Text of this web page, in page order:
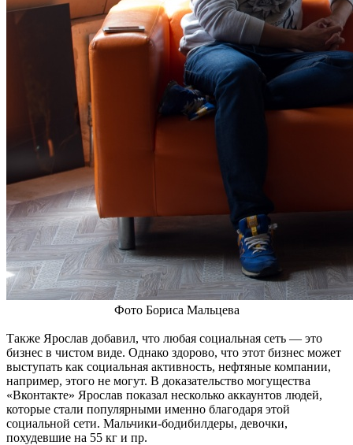
Фото Бориса Мальцева
Также Ярослав добавил, что любая социальная сеть — это
бизнес в чистом виде. Однако здорово, что этот бизнес может
выступать как социальная активность, нефтяные компании,
например, этого не могут. В доказательство могущества
«Вконтакте» Ярослав показал несколько аккаунтов людей,
которые стали популярными именно благодаря этой
социальной сети. Мальчики-бодибилдеры, девочки,
похудевшие на 55 кг и пр.